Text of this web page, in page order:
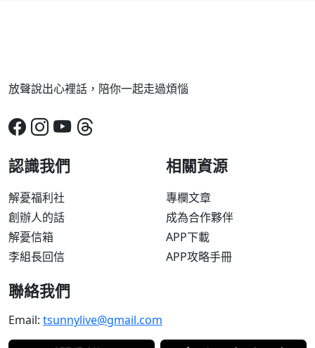
放聲說出心裡話，陪你一起走過煩惱
認識我們
解憂福利社
創辦人的話
解憂信箱
李組長回信
相關資源
專欄文章
成為合作夥伴
APP下載
APP攻略手冊
聯絡我們
Email: tsunnylive@gmail.com